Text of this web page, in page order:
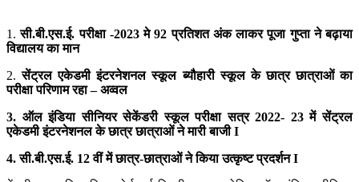
1.सी.बी.एस.ई. परीक्षा -2023 मे 92 प्रतिशत अंक लाकर पूजा गुप्ता ने बढ़ाया
विद्यालय का मान
2.सेंट्रल एकेडमी इंटरनेशनल स्कूल ब्यौहारी स्कूल के छात्र छात्राओं का
परीक्षा परिणाम रहा – अव्वल
3. ऑल इंडिया सीनियर सेकेंडरी स्कूल परीक्षा सत्र 2022- 23 में सेंट्रल
एकेडमी इंटरनेशनल के छात्र छात्राओं ने मारी बाजी I
4. सी.बी.एस.ई. 12 वीं में छात्र-छात्राओं ने किया उत्कृष्ट प्रदर्शन I